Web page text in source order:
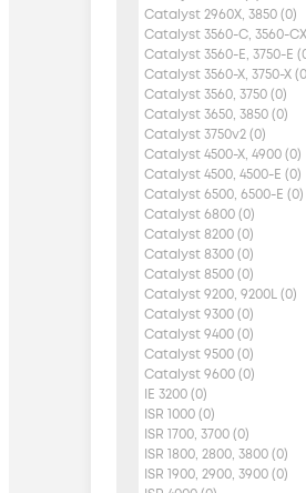
Catalyst 2960X, 3850 (0)
Catalyst 3560-C, 3560-
Catalyst 3560-E, 3750-E
Catalyst 3560-X, 3750-X
Catalyst 3560, 3750 (0)
Catalyst 3650, 3850 (0)
Catalyst 3750v2 (0)
Catalyst 4500-X, 4900 (0)
Catalyst 4500, 4500-E (0)
Catalyst 6500, 6500-E (0)
Catalyst 6800 (0)
Catalyst 8200 (0)
Catalyst 8300 (0)
Catalyst 8500 (0)
Catalyst 9200, 9200L (0)
Catalyst 9300 (0)
Catalyst 9400 (0)
Catalyst 9500 (0)
Catalyst 9600 (0)
IE 3200 (0)
ISR 1000 (0)
ISR 1700, 3700 (0)
ISR 1800, 2800, 3800 (0)
ISR 1900, 2900, 3900 (0)